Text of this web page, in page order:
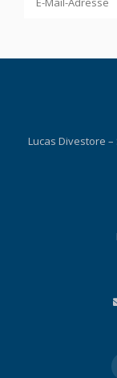
Lucas Divestore